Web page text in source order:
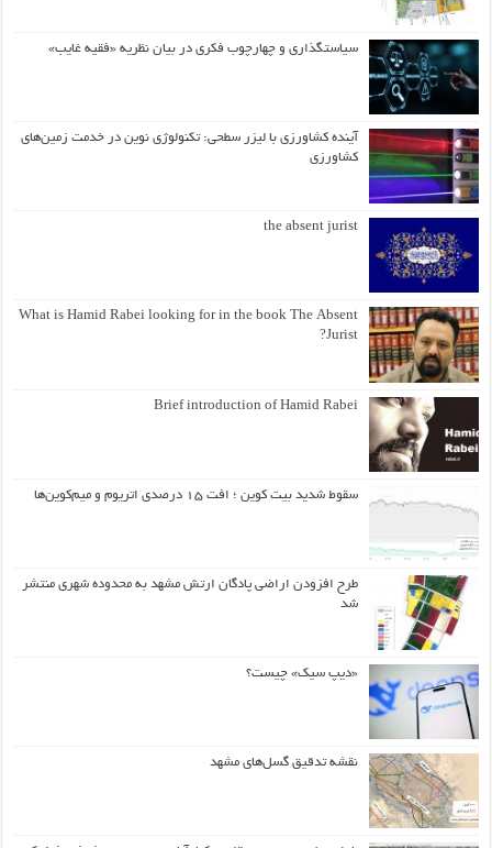
سیاستگذاری و چهارچوب فکری در بیان نظریه «فقیه غایب»
آینده کشاورزی با لیزر سطحی: تکنولوژی نوین در خدمت زمین‌های
کشاورزی
the absent jurist
What is Hamid Rabei looking for in the book The Absent
Jurist?
Brief introduction of Hamid Rabei
سقوط شدید بیت کوین ؛ افت ۱۵ درصدی اتریوم و میم‌کوین‌ها
طرح افزودن اراضی پادگان ارتش مشهد به محدوده شهری منتشر
شد
«دیپ سیک» چیست؟
نقشه تدقیق گسل‌های مشهد